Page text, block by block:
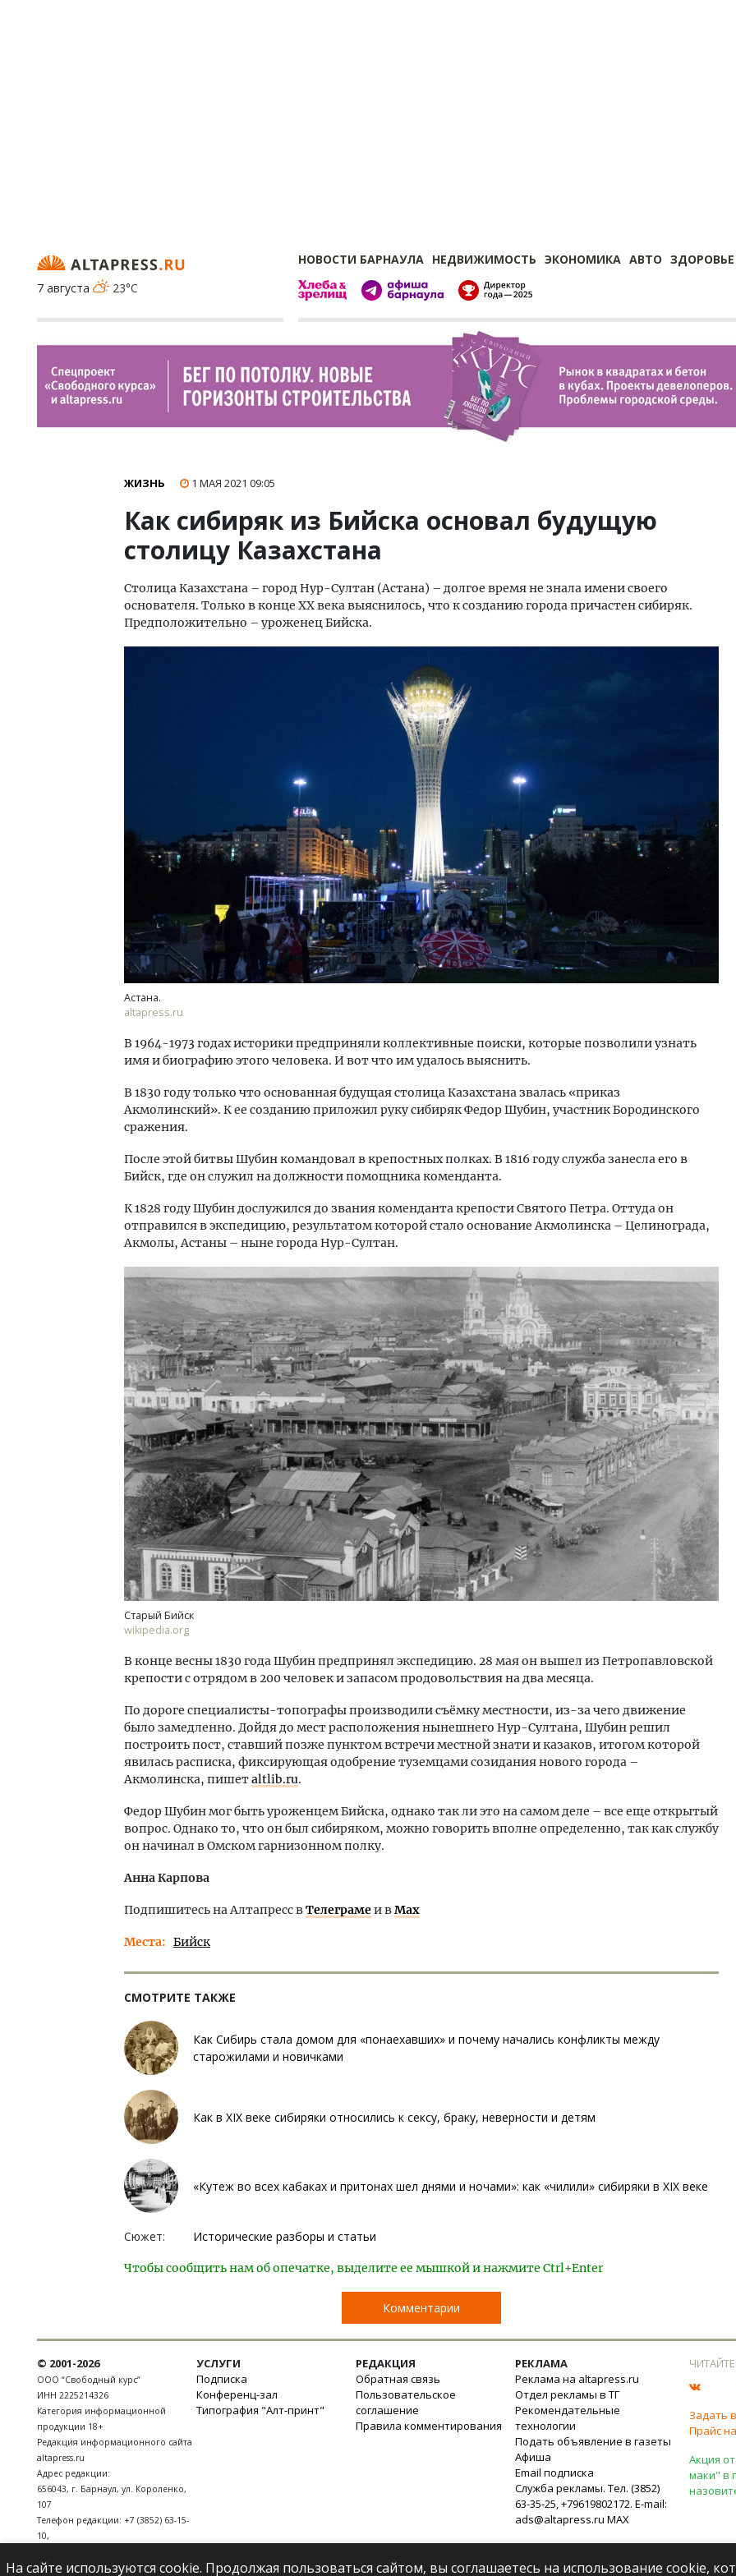
НОВОСТИ БАРНАУЛА НЕДВИЖИМОСТЬ ЭКОНОМИКА АВТО ЗДОРОВЬЕ
7 августа
23°C
ЖИЗНЬ 1 МАЯ 2021 09:05
Как сибиряк из Бийска основал будущую
столицу Казахстана
Столица Казахстана – город Нур-Султан (Астана) – долгое время не знала имени своего
основателя. Только в конце XX века выяснилось, что к созданию города причастен сибиряк.
Предположительно – уроженец Бийска.
Астана.
altapress.ru
В 1964-1973 годах историки предприняли коллективные поиски, которые позволили узнать
имя и биографию этого человека. И вот что им удалось выяснить.
В 1830 году только что основанная будущая столица Казахстана звалась «приказ
Акмолинский». К ее созданию приложил руку сибиряк Федор Шубин, участник Бородинского
сражения.
После этой битвы Шубин командовал в крепостных полках. В 1816 году служба занесла его в
Бийск, где он служил на должности помощника коменданта.
К 1828 году Шубин дослужился до звания коменданта крепости Святого Петра. Оттуда он
отправился в экспедицию, результатом которой стало основание Акмолинска – Целинограда,
Акмолы, Астаны – ныне города Нур-Султан.
Старый Бийск
wikipedia.org
В конце весны 1830 года Шубин предпринял экспедицию. 28 мая он вышел из Петропавловской
крепости с отрядом в 200 человек и запасом продовольствия на два месяца.
По дороге специалисты-топографы производили съёмку местности, из-за чего движение
было замедленно. Дойдя до мест расположения нынешнего Нур-Султана, Шубин решил
построить пост, ставший позже пунктом встречи местной знати и казаков, итогом которой
явилась расписка, фиксирующая одобрение туземцами созидания нового города –
Акмолинска, пишетaltlib.ru.
Федор Шубин мог быть уроженцем Бийска, однако так ли это на самом деле – все еще открытый
вопрос. Однако то, что он был сибиряком, можно говорить вполне определенно, так как службу
он начинал в Омском гарнизонном полку.
Анна Карпова
Подпишитесь на Алтапресс вТелеграмеи вMax
Места Бийск
СМОТРИТЕ ТАКЖЕ
Как Сибирь стала домом для «понаехавших» и почему начались конфликты между
старожилами и новичками
Как в XIX веке сибиряки относились к сексу, браку, неверности и детям
«Кутеж во всех кабаках и притонах шел днями и ночами»: как «чилили» сибиряки в XIX веке
Сюжет: Исторические разборы и статьи
Чтобы сообщить нам об опечатке, выделите ее мышкой и нажмите Ctrl+Enter
Комментарии
Архитектурный код начинается с
земли. Мощение крупноформатными
плитами становится новым
стандартом благоустройства
СТРОИТЕЛЬСТВО
Смелость архитектурных идей.
Генеральный директор компании
ЗИАС — об эстетике городов,
трендах в фасадах и развитии рынка
СТРОИТЕЛЬСТВО
Ищем новые берега.
Гатилов — о том, как
оставаться на плаву,
штормит
СТРОИТЕЛЬСТВО
© 2001-2026
ООО “Свободный курс”
ИНН 2225214326
Категория информационной
продукции 18+
Редакция информационного сайта
altapress.ru
Адрес редакции:
656043, г. Барнаул, ул. Короленко,
107
Телефон редакции: +7 (3852) 63-15-
10,
УСЛУГИ
Подписка
Конференц-зал
Типография "Алт-принт"
РЕДАКЦИЯ
Обратная связь
Пользовательское
соглашение
Правила комментирования
РЕКЛАМА
Реклама на altapress.ru
Отдел рекламы в ТГ
Рекомендательные
технологии
Подать объявление в газеты
Афиша
Email подписка
Служба рекламы. Тел. (3852)
63-35-25, +79619802172. E-mail:
ads@altapress.ru MAX
Задать
Прайс
Акция
маки" в
На сайте используются cookie. Продолжая пользоваться сайтом, вы соглашаетесь на использование cookie,